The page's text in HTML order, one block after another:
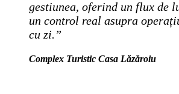
gestiunea, oferind un flux de
un control real asupra
cu zi.”
Complex Turistic Casa Lăzăroiu